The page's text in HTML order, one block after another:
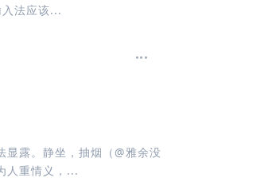
法应该...
显露。静坐，抽烟（@雅余没
人重情义，...